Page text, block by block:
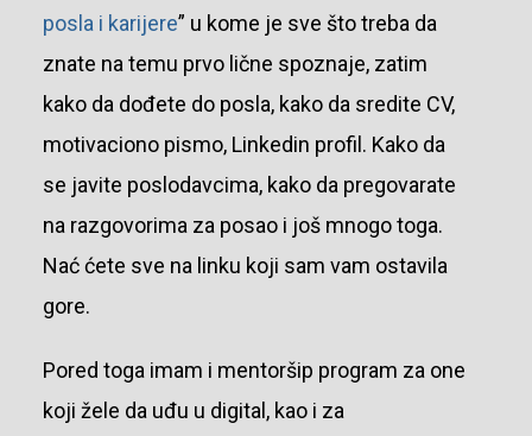
posla i karijere” u kome je sve što treba da
znate na temu prvo lične spoznaje, zatim
kako da dođete do posla, kako da sredite CV,
motivaciono pismo, Linkedin profil. Kako da
se javite poslodavcima, kako da pregovarate
na razgovorima za posao i još mnogo toga.
Nać ćete sve na linku koji sam vam ostavila
gore.
Pored toga imam i mentoršip program za one
koji žele da uđu u digital, kao i za